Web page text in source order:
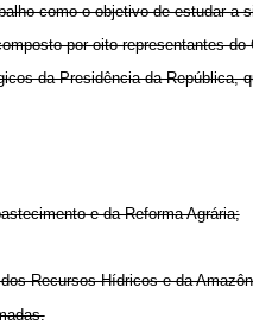
como o objetivo de estudar a
por oito representantes
da Presidência da República,
e da Reforma Agrária;
Recursos Hídricos e da